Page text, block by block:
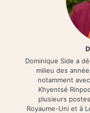
Dominique Side a
milieu des
notamment
Khyentsé
plusieurs
Royaume-Uni et à